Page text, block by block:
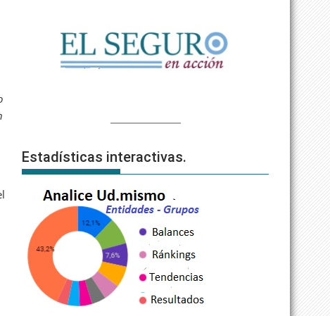
Estadísticas interactivas.